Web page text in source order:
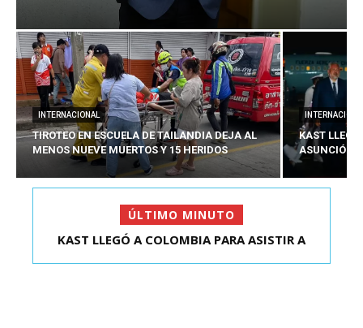
INTERNACIONAL
TIROTEO EN ESCUELA DE TAILANDIA DEJA AL
MENOS NUEVE MUERTOS Y 15 HERIDOS
KAST
ASUNCIÓN
ÚLTIMO MINUTO
HARBOE: “LO QUE SE REQUIERE AHORA ES HACER
KAST LLEGÓ A COLOMBIA PARA ASISTIR A